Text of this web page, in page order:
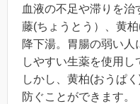
血液の不足や滞りを治
藤(ちょうとう）、黄
降下湯。胃腸の弱い
しやすい生薬を使用し
しかし、黄柏(おうぱ
防ぐことができます。